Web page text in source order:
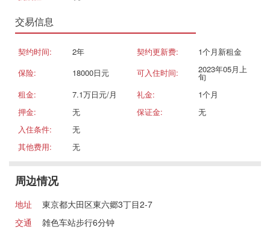
交易信息
契约时间: 2年 契约更新费:
1个月新租金
保险:
18000日元 可入住时间: 2023年05月上
旬
租金:
7.1万日元/月 礼金:
1个月
押金:
无 保证金:
无
入住条件:
无
其他费用:
无
周边情况
地址
東京都大田区東六郷3丁目2-7
交通
雑色车站步行6分钟